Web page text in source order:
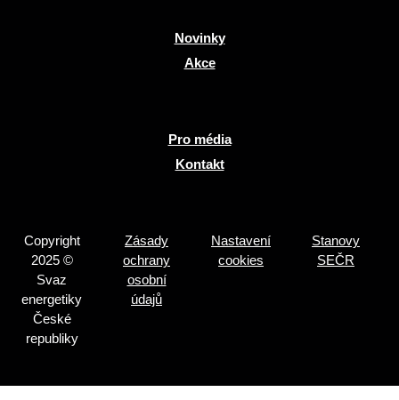
Novinky
Akce
Pro média
Kontakt
Copyright
2025 ©
Svaz
energetiky
České
republiky
Zásady
ochrany
osobní
údajů
Nastavení
cookies
Stanovy
SEČR